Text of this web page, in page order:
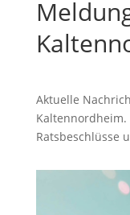
Aktuelle
Kaltennordheim.
Ratsbeschlüsse